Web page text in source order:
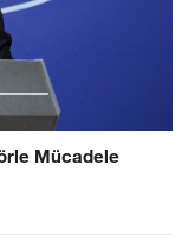
Mücadele